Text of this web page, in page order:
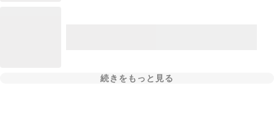
続きをもっと見る